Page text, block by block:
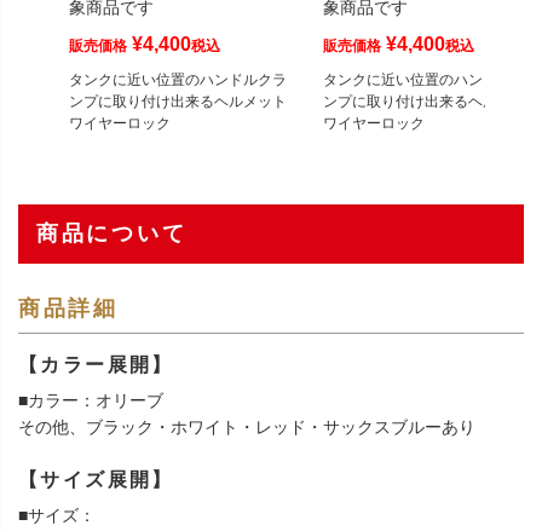
象商品です
販売価格 ¥4,400税込
タンクに近い位置のハンドルクラ
ンプに取り付け出来るヘルメット
ワイヤーロック
象商品です
販売価格 ¥4,400税込
タンクに近い位置のハンドルクラ
ンプに取り付け出来るヘルメット
ワイヤーロック
商品について
商品詳細
【カラー展開】
■カラー：オリーブ
その他、ブラック・ホワイト・レッド・サックスブルーあり
【サイズ展開】
■サイズ：